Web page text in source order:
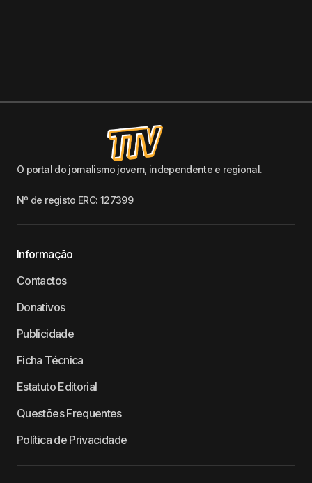
O portal do jornalismo jovem, independente e regional.
Nº de registo ERC: 127399
Informação
Contactos
Donativos
Publicidade
Ficha Técnica
Estatuto Editorial
Questões Frequentes
Política de Privacidade